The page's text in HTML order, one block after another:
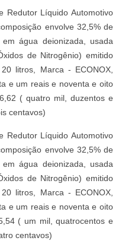
Redutor Líquido Automotivo
envolve 32,5% de
água deionizada, usada
de Nitrogênio) emitido
litros, Marca - ECONOX,
e um reais e noventa e oito
( quatro mil, duzentos e
centavos)
Redutor Líquido Automotivo
envolve 32,5% de
água deionizada, usada
de Nitrogênio) emitido
litros, Marca - ECONOX,
e um reais e noventa e oito
( um mil, quatrocentos e
centavos)